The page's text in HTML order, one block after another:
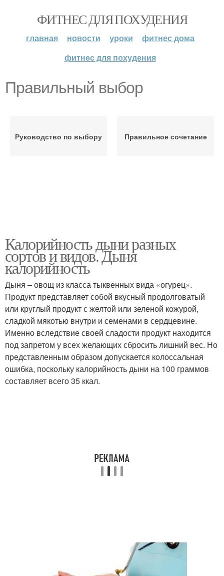
ФИТНЕС ДЛЯ ПОХУДЕНИЯ
главная новости уроки
фитнес дома
фитнес для похудения
Правильный выбор
Руководство по выбору Правильное сочетание
Калорийность дыни разных
сортов и видов. Дыня
калорийность
Дыня – овощ из класса тыквенных вида «огурец».
Продукт представляет собой вкусный продолговатый
или круглый продукт с желтой или зеленой кожурой,
сладкой мякотью внутри и семенами в сердцевине.
Именно вследствие своей сладости продукт находится
под запретом у всех желающих сбросить лишний вес. Но
представленным образом допускается колоссальная
ошибка, поскольку калорийность дыни на 100 граммов
составляет всего 35 ккал.